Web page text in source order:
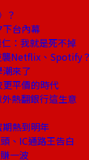
？
台內幕
：我就是死不掉
Netflix、Spotify
來了
平價的時代
熱翻銀行這生意
熱到明年
、IC通路王告白
一波